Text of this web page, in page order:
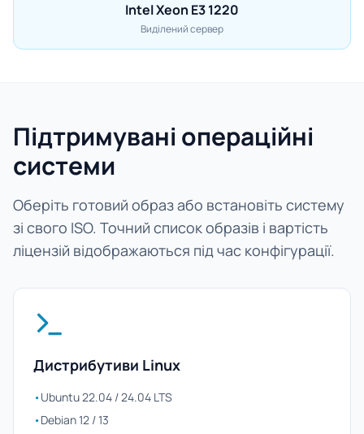
Intel Xeon E3 1220
Виділений сервер
Підтримувані операційні
системи
Оберіть готовий образ або встановіть систему
зі свого ISO. Точний список образів і вартість
ліцензій відображаються під час конфігурації.
Дистрибутиви Linux
•Ubuntu 22.04 / 24.04 LTS
•Debian 12 / 13